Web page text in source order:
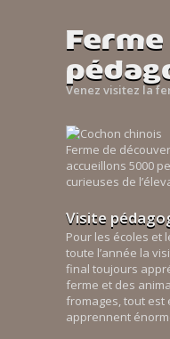
Ferme
Venez visitez la
Ferme de
accueillons 5000
curieuses de
Visite
Pour les écoles et
toute l’année la
final toujours
ferme et des
fromages, tout est
apprennent